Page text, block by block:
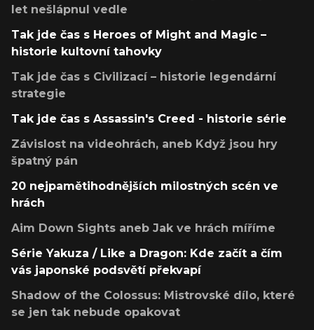
let nešlápnul vedle
Tak jde čas s Heroes of Might and Magic –
historie kultovní tahovky
Tak jde čas s Civilizací – historie legendární
strategie
Tak jde čas s Assassin's Creed - historie série
Závislost na videohrách, aneb Když jsou hry
špatný pán
20 nejpamětihodnějších milostných scén ve
hrách
Aim Down Sights aneb Jak ve hrách míříme
Série Yakuza / Like a Dragon: Kde začít a čím
vás japonské podsvětí překvapí
Shadow of the Colossus: Mistrovské dílo, které
se jen tak nebude opakovat